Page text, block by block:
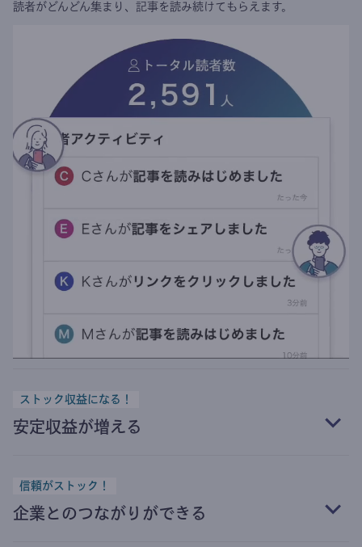
読者がどんどん集まり、記事を読み続けてもらえます。
ストック収益になる！
安定収益が増える
信頼がストック！
企業とのつながりができる